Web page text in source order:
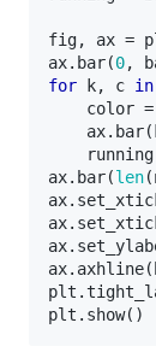
fig, ax =
ax. bar(0,
for
k, c in
color =
ax. bar(
running
ax. bar(len(
ax.
ax.
ax.
ax. axhline(
plt .
plt . show()